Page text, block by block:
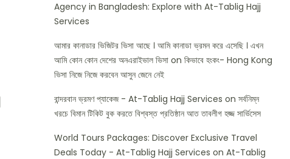
Agency in Bangladesh: Explore with At-Tablig Hajj
Services
আমার কানাডার ভিজিটর ভিসা আছে । আমি কানাডা ভ্রমন করে এসেছি । এখন
আমি কোন কোন দেশের অনএরাইভাল ভিসাon কিভাবে হংকং- Hong Kong
ভিসা নিজে নিজে করবেন আসুন জেনে নেই
বান্দরবান ভ্রমণ প্যাকেজ - At-Tablig Hajj Services on সর্বনিম্ন
খরচে বিমান টিকিট বুক করতে বিশ্বস্ত প্রতিষ্ঠান আত তাবলীগ হজ্জ সার্ভিসেস
World Tours Packages: Discover Exclusive Travel
Deals Today - At-Tablig Hajj Services on At-Tablig